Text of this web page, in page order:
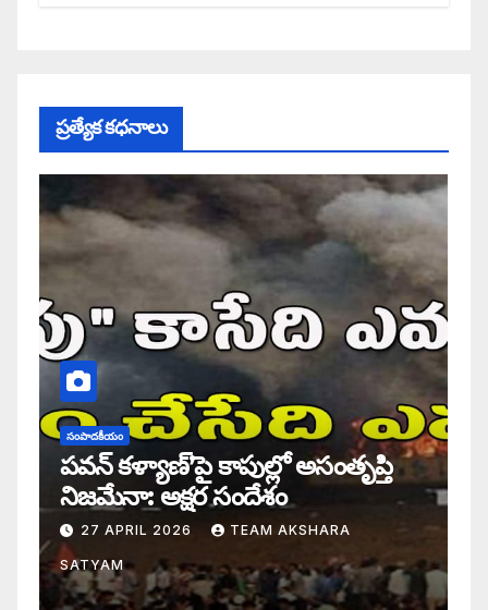
ప్రత్యేక కధనాలు
సంపాదకీయం
పవన్ కళ్యాణ్’పై కాపుల్లో అసంతృప్తి
నిజమేనా: అక్షర సందేశం
27 APRIL 2026 TEAM AKSHARA
SATYAM